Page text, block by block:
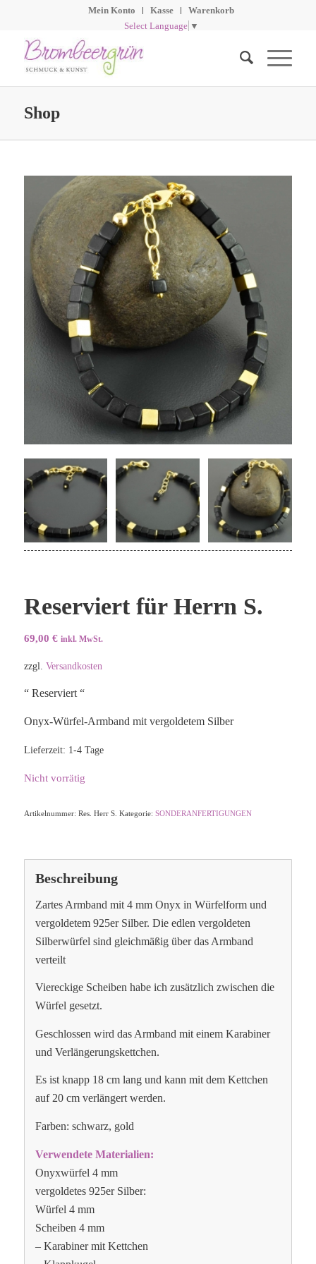
Mein Konto Kasse
Warenkorb
Select Language ▼
Shop
Reserviert für Herrn S.
69,00 € inkl. MwSt.
zzgl. Versandkosten
“ Reserviert “
Onyx-Würfel-Armband mit vergoldetem Silber
Lieferzeit: 1-4 Tage
Nicht vorrätig
Artikelnummer: Res. Herr S. Kategorie: SONDERANFERTIGUNGEN
Beschreibung
Zartes Armband mit 4 mm Onyx in Würfelform und
vergoldetem 925er Silber. Die edlen vergoldeten
Silberwürfel sind gleichmäßig über das Armband
verteilt
Viereckige Scheiben habe ich zusätzlich zwischen die
Würfel gesetzt.
Geschlossen wird das Armband mit einem Karabiner
und Verlängerungskettchen.
Es ist knapp 18 cm lang und kann mit dem Kettchen
auf 20 cm verlängert werden.
Farben: schwarz, gold
Verwendete Materialien:
Onyxwürfel 4 mm
vergoldetes 925er Silber:
Würfel 4 mm
Scheiben 4 mm
– Karabiner mit Kettchen